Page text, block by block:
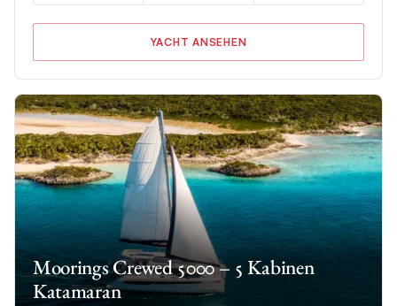
YACHT ANSEHEN
Moorings Crewed 5000 – 5 Kabinen
Katamaran